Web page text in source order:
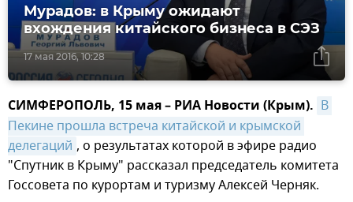
17 мая 2016, 10:28
Мурадов: в Крыму ожидают
вхождения китайского бизнеса в СЭЗ
СИМФЕРОПОЛЬ, 15 мая – РИА Новости (Крым). В
Пекине прошла встреча китайской и крымской
делегаций , о результатах которой в эфире радио
"Спутник в Крыму" рассказал председатель комитета
Госсовета по курортам и туризму Алексей Черняк.